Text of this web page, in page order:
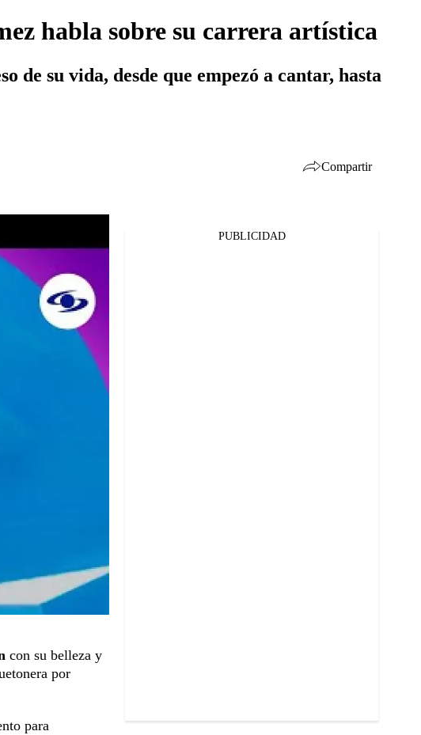
habla sobre su carrera artística
su vida, desde que empezó a cantar, hasta
Compartir
Facebook
con su belleza y
por
para
PUBLICIDAD